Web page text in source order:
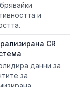
и
CR
данни за
за